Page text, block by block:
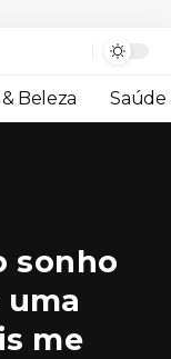
Beleza Saúde
sonho
me